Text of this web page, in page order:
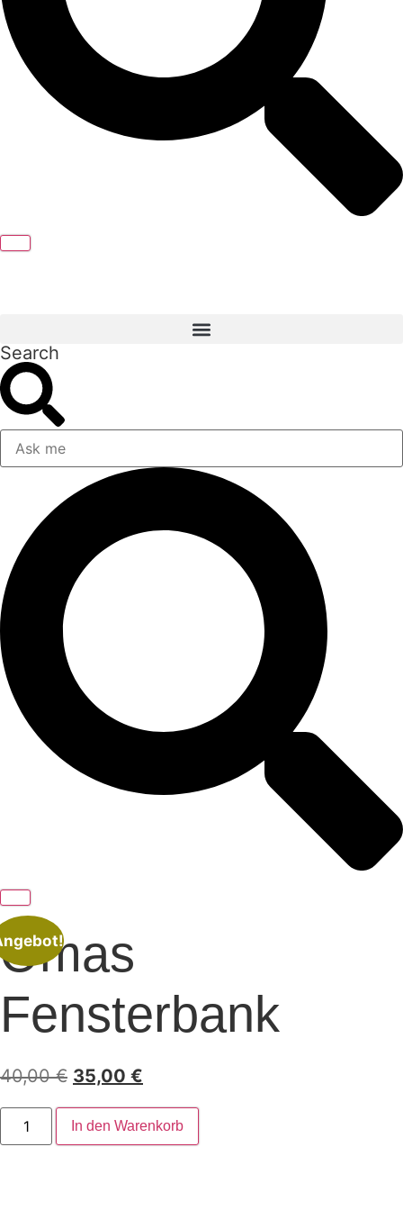
Search
Omas
Fensterbank
40,00€ Ursprünglicher
Preis
war:
35,00 €
Preis
ist:
Omas
Fensterbank
Menge
In den Warenkorb